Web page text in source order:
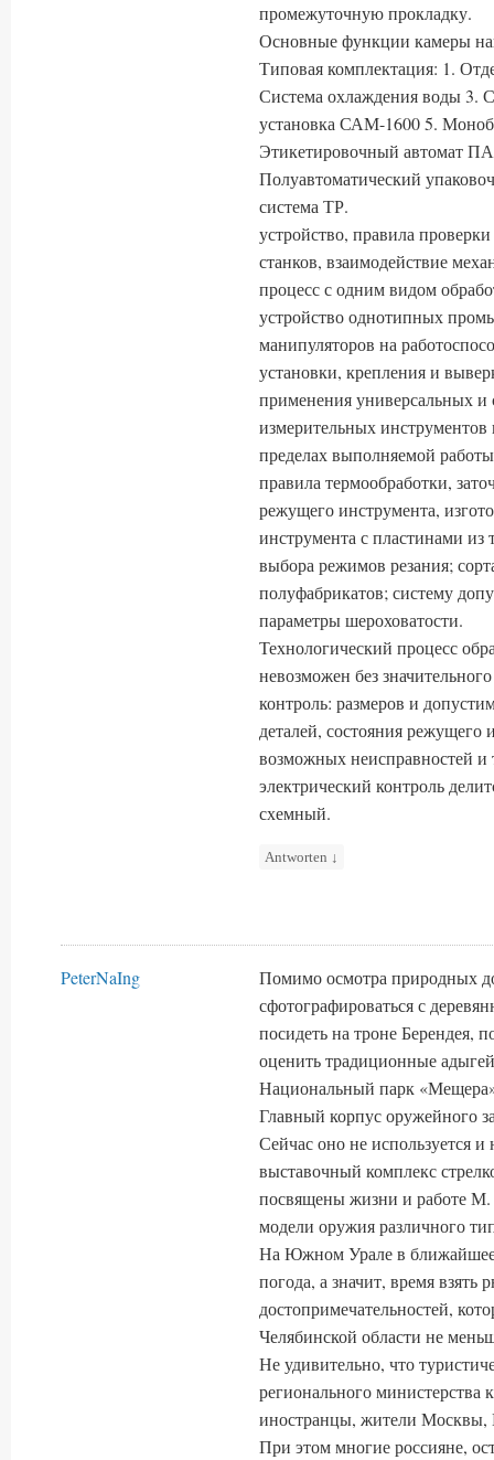
промежуточную прокладку.
Основные функции камеры
Типовая комплектация: 1.
Система охлаждения воды 3.
установка САМ-1600 5.
Этикетировочный автомат
Полуавтоматический
система ТР.
устройство, правила
станков, взаимодействие
процесс с одним видом
устройство однотипных
манипуляторов на
установки, крепления и
применения универсальных
измерительных
пределах выполняемой
правила термообработки,
режущего инструмента,
инструмента с пластинами
выбора режимов резания;
полуфабрикатов; систему
параметры шероховатости.
Технологический процесс
невозможен без
контроль: размеров и
деталей, состояния
возможных неисправностей
электрический контроль
схемный.
Antworten ↓
PeterNaIng
Помимо осмотра природных
сфотографироваться с
посидеть на троне Берендея,
оценить традиционные
Национальный парк
Главный корпус оружейного
Сейчас оно не используется
выставочный комплекс
посвящены жизни и работе М.
модели оружия различного
На Южном Урале в ближайшее
погода, а значит, время взять
достопримечательностей,
Челябинской области не
Не удивительно, что
регионального министерства
иностранцы, жители Москвы,
При этом многие россияне,